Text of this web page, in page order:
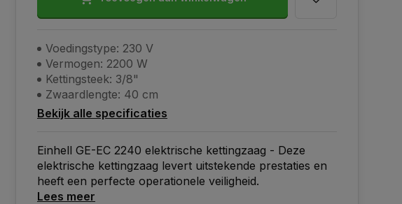
Voedingstype: 230 V
Vermogen: 2200 W
Kettingsteek: 3/8"
Zwaardlengte: 40 cm
Bekijk alle specificaties
Einhell GE-EC 2240 elektrische kettingzaag - Deze
elektrische kettingzaag levert uitstekende prestaties en
heeft een perfecte operationele veiligheid.
Lees meer